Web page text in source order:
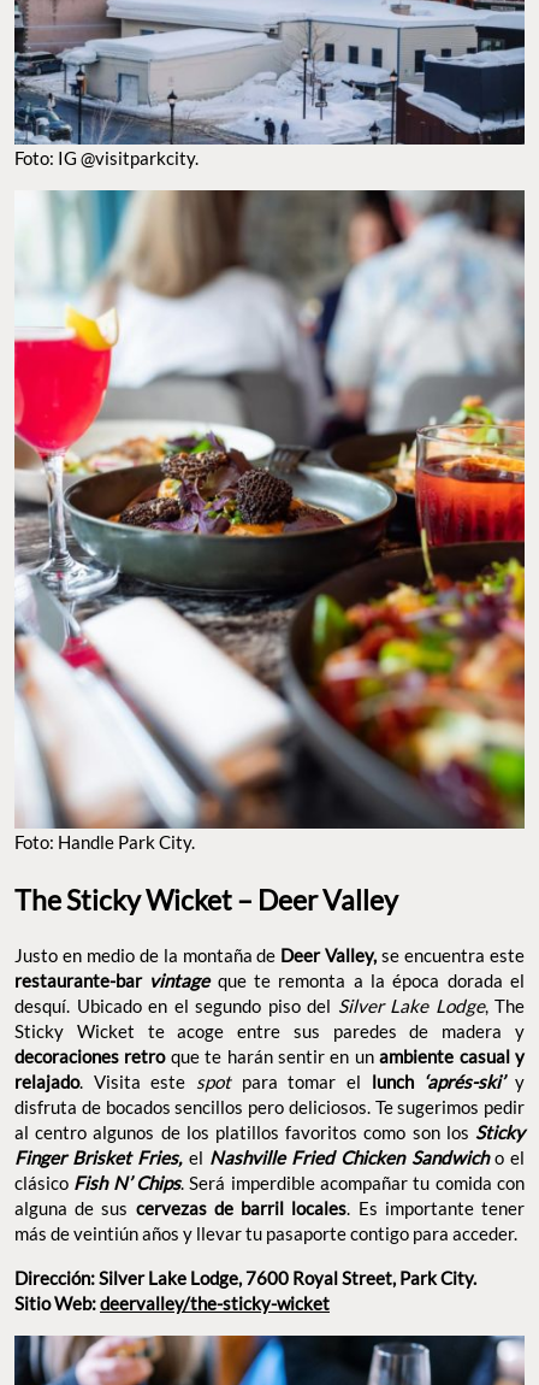
Foto: IG @visitparkcity.
Foto: Handle Park City.
The Sticky Wicket – Deer Valley
Justo en medio de la montaña de Deer Valley, se encuentra este
restaurante-bar vintage que te remonta a la época dorada el
desquí. Ubicado en el segundo piso del Silver Lake Lodge, The
Sticky Wicket te acoge entre sus paredes de madera y
decoraciones retro que te harán sentir en unambiente casual y
relajado. Visita este spotpara tomar el lunch ‘aprés-ski’y
disfruta de bocados sencillos pero deliciosos. Te sugerimos pedir
al centro algunos de los platillos favoritos como son los Sticky
Finger Brisket Fries, el Nashville Fried Chicken Sandwich o el
clásico Fish N’ Chips. Será imperdible acompañar tu comida con
alguna de sus cervezas de barril locales . Es importante tener
más de veintiún años y llevar tu pasaporte contigo para acceder.
Dirección: Silver Lake Lodge, 7600 Royal Street, Park City.
Sitio Web:deervalley/the-sticky-wicket